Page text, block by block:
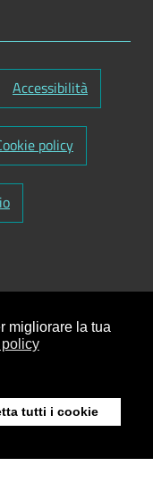
migliorare la tua
tutti i cookie
Accessibilità
policy
IVA:
elettronica:
Clio S.r.l. Lecce -